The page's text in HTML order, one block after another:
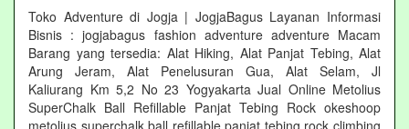
Toko Adventure di Jogja | JogjaBagus Layanan Informasi
Bisnis : jogjabagus fashion adventure adventure Macam
Barang yang tersedia: Alat Hiking, Alat Panjat Tebing, Alat
Arung Jeram, Alat Penelusuran Gua, Alat Selam, Jl
Kaliurang Km 5,2 No 23 Yogyakarta Jual Online Metolius
SuperChalk Ball Refillable Panjat Tebing Rock okeshoop